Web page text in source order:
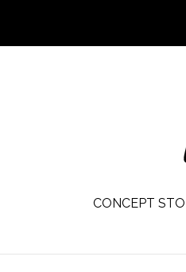
CONCEPT